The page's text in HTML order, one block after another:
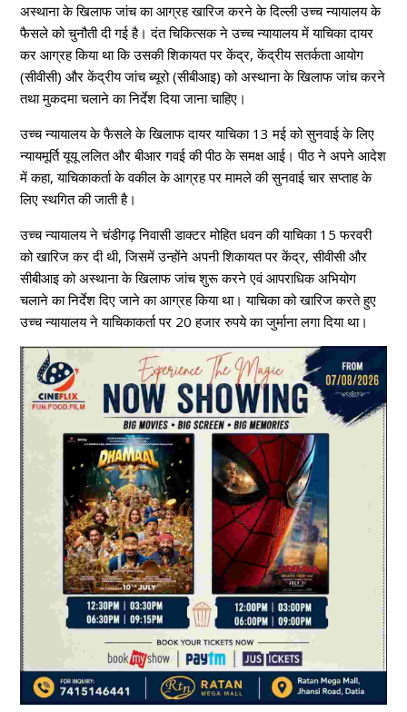
अस्थाना के खिलाफ जांच का आग्रह खारिज करने के दिल्ली उच्च न्यायालय के
फैसले को चुनौती दी गई है। दंत चिकित्सक ने उच्च न्यायालय में याचिका दायर
कर आग्रह किया था कि उसकी शिकायत पर केंद्र, केंद्रीय सतर्कता आयोग
(सीवीसी) और केंद्रीय जांच ब्यूरो (सीबीआइ) को अस्थाना के खिलाफ जांच करने
तथा मुकदमा चलाने का निर्देश दिया जाना चाहिए।
उच्च न्यायालय के फैसले के खिलाफ दायर याचिका 13 मई को सुनवाई के लिए
न्यायमूर्ति यूयू ललित और बीआर गवई की पीठ के समक्ष आई। पीठ ने अपने आदेश
में कहा, याचिकाकर्ता के वकील के आग्रह पर मामले की सुनवाई चार सप्ताह के
लिए स्थगित की जाती है।
उच्च न्यायालय ने चंडीगढ़ निवासी डाक्टर मोहित धवन की याचिका 15 फरवरी
को खारिज कर दी थी, जिसमें उन्होंने अपनी शिकायत पर केंद्र, सीवीसी और
सीबीआइ को अस्थाना के खिलाफ जांच शुरू करने एवं आपराधिक अभियोग
चलाने का निर्देश दिए जाने का आग्रह किया था। याचिका को खारिज करते हुए
उच्च न्यायालय ने याचिकाकर्ता पर 20 हजार रुपये का जुर्माना लगा दिया था।